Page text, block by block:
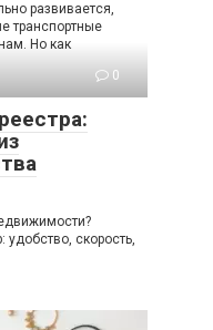
развивается,
транспортные
Но как
0
скорость,